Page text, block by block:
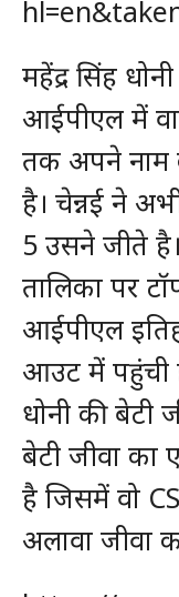
महेंद्र सिंह
आईपीएल में
तक अपने नाम
है। चेन्नई ने
5 उसने जीते
तालिका पर
आईपीएल
आउट में पहुंची
धोनी की बेटी
बेटी जीवा का
है जिसमें वो
अलावा जीवा